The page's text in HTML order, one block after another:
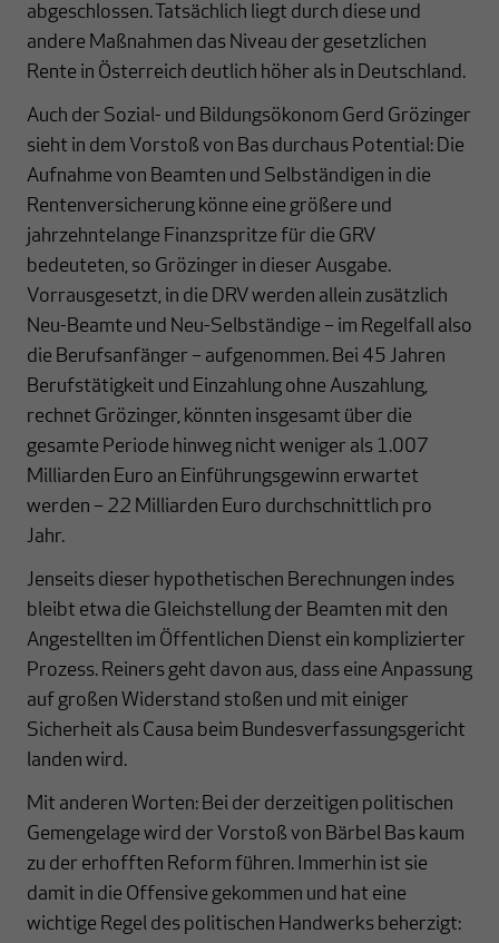
abgeschlossen. Tatsächlich liegt durch diese und
andere Maßnahmen das Niveau der gesetzlichen
Rente in Österreich deutlich höher als in Deutschland.
Auch der Sozial- und Bildungsökonom Gerd Grözinger
sieht in dem Vorstoß von Bas durchaus Potential: Die
Aufnahme von Beamten und Selbständigen in die
Rentenversicherung könne eine größere und
jahrzehntelange Finanzspritze für die GRV
bedeuteten, so Grözinger in dieser Ausgabe.
Vorrausgesetzt, in die DRV werden allein zusätzlich
Neu-Beamte und Neu-Selbständige – im Regelfall also
die Berufsanfänger – aufgenommen. Bei 45 Jahren
Berufstätigkeit und Einzahlung ohne Auszahlung,
rechnet Grözinger, könnten insgesamt über die
gesamte Periode hinweg nicht weniger als 1.007
Milliarden Euro an Einführungsgewinn erwartet
werden – 22 Milliarden Euro durchschnittlich pro
Jahr.
Jenseits dieser hypothetischen Berechnungen indes
bleibt etwa die Gleichstellung der Beamten mit den
Angestellten im Öffentlichen Dienst ein komplizierter
Prozess. Reiners geht davon aus, dass eine Anpassung
auf großen Widerstand stoßen und mit einiger
Sicherheit als Causa beim Bundesverfassungsgericht
landen wird.
Mit anderen Worten: Bei der derzeitigen politischen
Gemengelage wird der Vorstoß von Bärbel Bas kaum
zu der erhofften Reform führen. Immerhin ist sie
damit in die Offensive gekommen und hat eine
wichtige Regel des politischen Handwerks beherzigt: